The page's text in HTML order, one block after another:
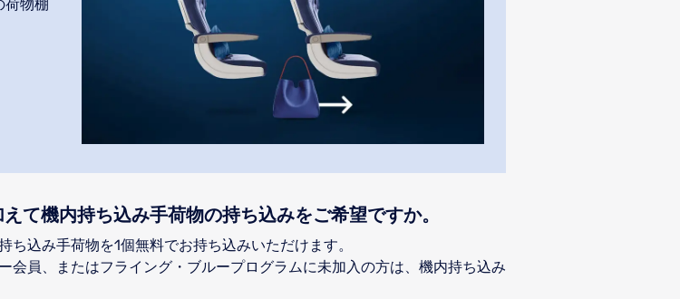
荷物棚
て機内持ち込み手荷物の持ち込みをご希望ですか。
込み手荷物を1個無料でお持ち込みいただけます。
会員、またはフライング・ブループログラムに未加入の方は、機内持ち込み